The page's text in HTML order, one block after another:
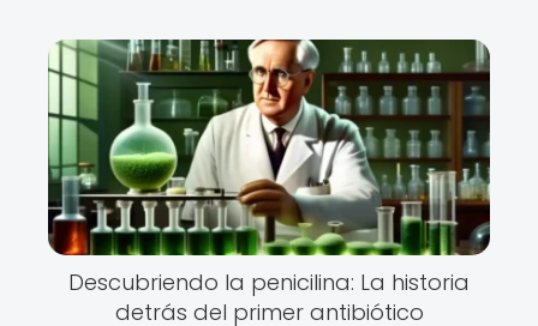
Descubriendo la penicilina: La historia
detrás del primer antibiótico